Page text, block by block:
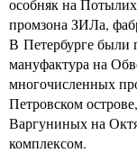
особняк на
промзона ЗИЛа,
В Петербурге были
мануфактура на
многочисленных
Петровском
Варгуниных на
комплексом.